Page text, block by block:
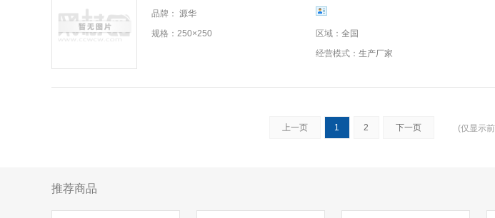
品牌： 源华
规格： 250×250 区域： 全国
经营模式： 生产厂家
上一页 1 2 下一页 (仅显示
推荐商品